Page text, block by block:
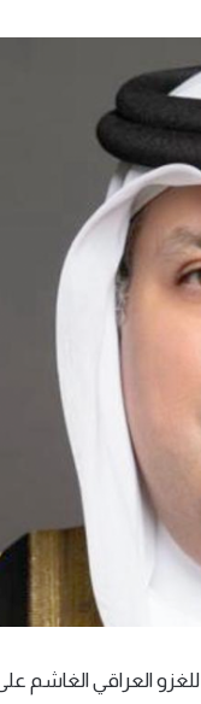
قال سفير مملكة البحرين لدى البلاد صلاح المالكي إنه في